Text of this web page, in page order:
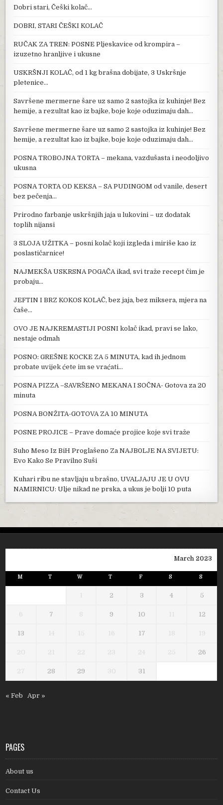
Dobri stari, Češki kolač…
DOBRI, STARI ČEŠKI KOLAČ
RUČAK ZA TREN: POSNE Pljeskavice od krompira –
izuzetno hranljive i ukusne
USKRŠNJI KOLAČ, od 1 kg brašna dobijate, 3 Uskršnje
pletenice…
Savršene mermerne šare uz samo 2 sastojka iz kuhinje! Bez
hemije, a rezultat kao iz bajke, boje koje oduzimaju dah…
Savršene mermerne šare uz samo 2 sastojka iz kuhinje! Bez
hemije, a rezultat kao iz bajke, boje koje oduzimaju dah…
POSNA TROBOJNA TORTA – mekana, vazdušasta i neodoljivo
ukusna
POSNA TORTA OD KEKSA – SA PUDINGOM od vanile, desert
bez pečenja…
Prirodno farbanje uskršnjih jaja u lukovini – uz dodatak
toplih nijansi
3 SLOJA UŽITKA – posni kolač koji izgleda i miriše kao iz
poslastičarnice!
NAJMEKŠA USKRSNA POGAČA ikad, svi traže recept čim je
probaju…
JEFTIN I BRZ KOKOS KOLAČ, bez jaja, bez miksera, mjera na
čaše…
OVO JE NAJKREMASTIJI POSNI kolač ikad, pravi se lako,
nestaje odmah
POSNO: GREŠNE KOCKE ZA 5 MINUTA, kad ih jednom
probate uvijek ćete im se vraćati…
POSNA PIZZA –SAVRŠENO MEKANA I SOČNA- Gotova za 20
minuta
POSNA BONŽITA-GOTOVA ZA 10 MINUTA
POSNE PROJICE – Prave domaće projice koje svi traže
Suho Meso Iz BiH Proglašeno Za NAJB0LJE NA SVIJETU:
Evo Kako Se Pravilno Suši
Kuhari ribu ne stavljaju u brašno, UVALJAJU JE U OVU
NAMIRNICU: Ulje nikad ne prska, a ukus je bolji 10 puta
March 2023
M T W T F S S
1 2 3 4 5
6 7 8 9 10 11 12
13 14 15 16 17 18 19
20 21 22 23 24 25 26
27 28 29 30 31
« Feb Apr »
PAGES
About us
Contact Us